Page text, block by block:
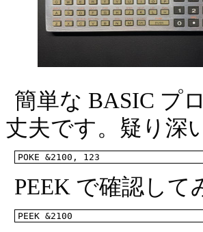
簡単な BASIC プ
丈夫です。疑り深
POKE &2100, 123
PEEK で確認して
PEEK &2100